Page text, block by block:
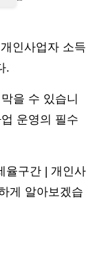
인사업자 소득
.
을 수 있습니
운영의 필수
율구간 | 개인사
게 알아보겠습